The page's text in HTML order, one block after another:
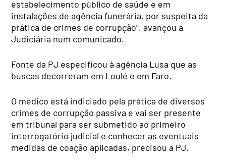
estabelecimento público de saúde e em
instalações de agência funerária, por suspeita da
prática de crimes de corrupção”, avançou a
Judiciária num comunicado.
Fonte da PJ especificou à agência Lusa que as
buscas decorreram em Loulé e em Faro.
O médico está indiciado pela prática de diversos
crimes de corrupção passiva e vai ser presente
em tribunal para ser submetido ao primeiro
interrogatório judicial e conhecer as eventuais
medidas de coação aplicadas, precisou a PJ.